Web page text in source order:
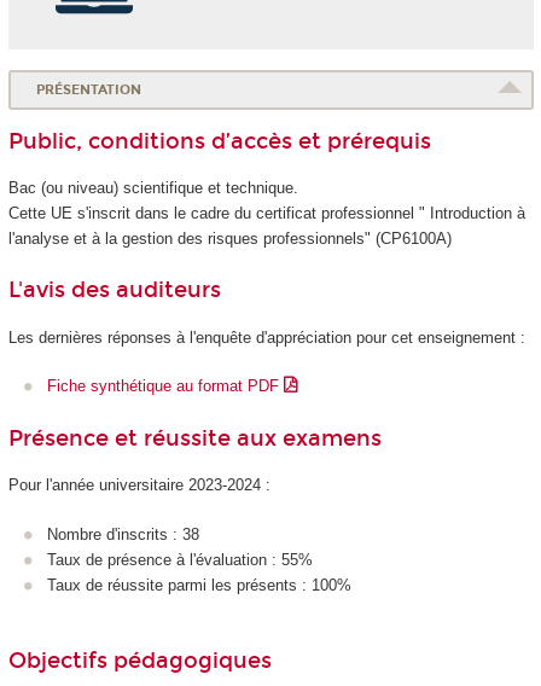
PRÉSENTATION
Public, conditions d’accès et prérequis
Bac (ou niveau) scientifique et technique.
Cette UE s'inscrit dans le cadre du certificat professionnel " Introduction à
l'analyse et à la gestion des risques professionnels" (CP6100A)
L'avis des auditeurs
Les dernières réponses à l'enquête d'appréciation pour cet enseignement :
Fiche synthétique au format PDF
Présence et réussite aux examens
Pour l'année universitaire 2023-2024 :
Nombre d'inscrits : 38
Taux de présence à l'évaluation : 55%
Taux de réussite parmi les présents : 100%
Objectifs pédagogiques